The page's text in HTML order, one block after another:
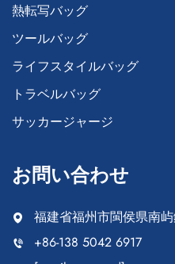
熱転写バッグ
ツールバッグ
ライフスタイルバッグ
トラベルバッグ
サッカージャージ
お問い合わせ
福建省福州市閩侯県南
+86-138 5042 6917